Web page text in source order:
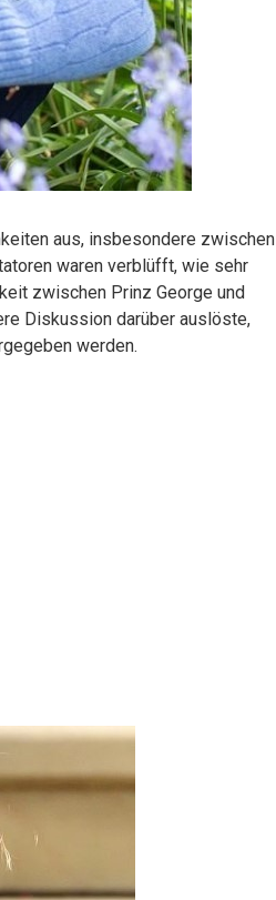
aus, insbesondere zwischen
waren verblüfft, wie sehr
zwischen Prinz George und
Diskussion darüber auslöste,
werden.